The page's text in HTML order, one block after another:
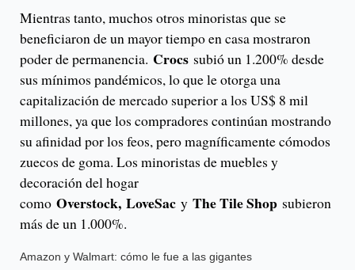
Mientras tanto, muchos otros minoristas que se
beneficiaron de un mayor tiempo en casa mostraron
poder de permanencia. Crocs subió un 1.200% desde
sus mínimos pandémicos, lo que le otorga una
capitalización de mercado superior a los US$ 8 mil
millones, ya que los compradores continúan mostrando
su afinidad por los feos, pero magníficamente cómodos
zuecos de goma. Los minoristas de muebles y
decoración del hogar
como Overstock, LoveSac y The Tile Shop subieron
más de un 1.000%.
Amazon y Walmart: cómo le fue a las gigantes